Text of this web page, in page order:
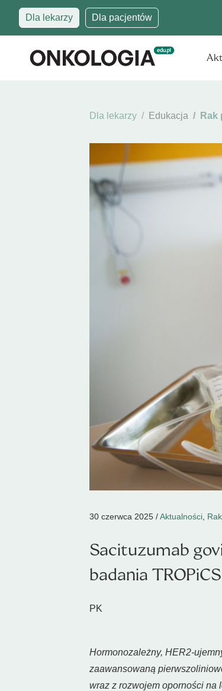
Dla lekarzy Dla pacjentów
Dla lekarzy Edukacja Rak
30 czerwca 2025 /Aktualności,
Sacituzumab
badania
PK
Hormonozależny, HER2-
zaawansowaną
wraz z rozwojem oporności na